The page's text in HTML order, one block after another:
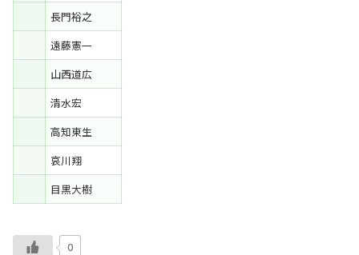
長門裕之
遠藤憲一
山西道広
清水宏
高知東生
哀川翔
目黒大樹
0